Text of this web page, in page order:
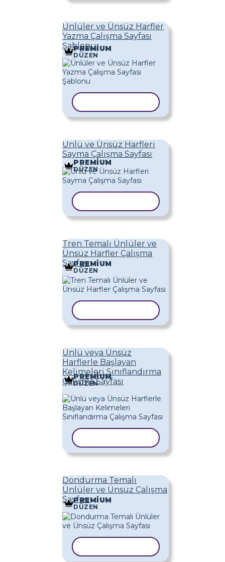
Ünlüler ve Ünsüz Harfler
Yazma Çalışma Sayfası
Şablonu
PREMIUM
DÜZEN
Ünlü ve Ünsüz Harfleri
Sayma Çalışma Sayfası
PREMIUM
DÜZEN
Tren Temalı Ünlüler ve
Ünsüz Harfler Çalışma
Sayfası
PREMIUM
DÜZEN
Ünlü veya Ünsüz
Harflerle Başlayan
Kelimeleri Sınıflandırma
Çalışma Sayfası
PREMIUM
DÜZEN
Dondurma Temalı
Ünlüler ve Ünsüz Çalışma
Sayfası
PREMIUM
DÜZEN